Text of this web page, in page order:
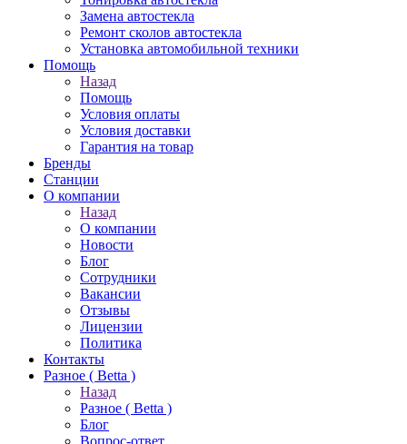
Замена автостекла
Ремонт сколов автостекла
Установка автомобильной техники
Помощь
Назад
Помощь
Условия оплаты
Условия доставки
Гарантия на товар
Бренды
Станции
О компании
Назад
О компании
Новости
Блог
Сотрудники
Вакансии
Отзывы
Лицензии
Политика
Контакты
Разное ( Betta )
Назад
Разное ( Betta )
Блог
Вопрос-ответ